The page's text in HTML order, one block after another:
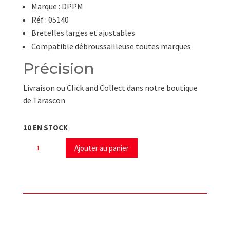
Marque : DPPM
Réf : 05140
Bretelles larges et ajustables
Compatible débroussailleuse toutes marques
Précision
Livraison ou Click and Collect dans notre boutique
de Tarascon
10 EN STOCK
Ajouter au panier